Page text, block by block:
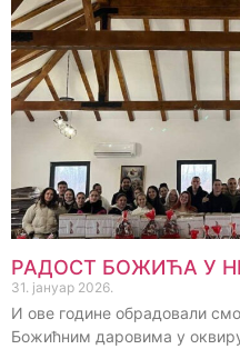
РАДОСТ БОЖИЋА У
31. јануар 2026.
И ове године обрадовали
Божићним даровима у